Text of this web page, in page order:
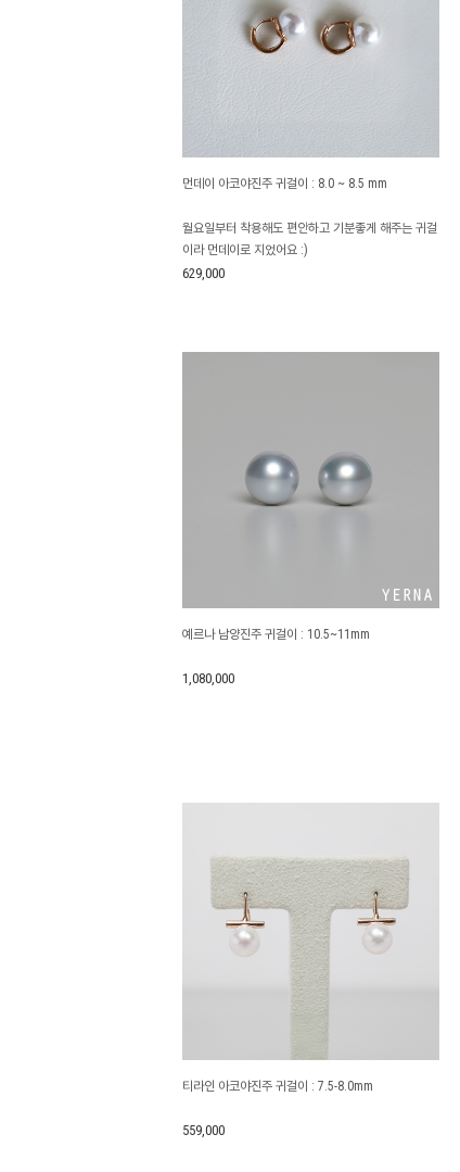
먼데이 아코야진주 귀걸이 : 8.0 ~ 8.5 mm
월요일부터 착용해도 편안하고 기분좋게 해주는 귀걸
이라 먼데이로 지었어요 :)
629,000
예르나 남양진주 귀걸이 : 10.5~11mm
1,080,000
티라인 아코야진주 귀걸이 : 7.5-8.0mm
559,000